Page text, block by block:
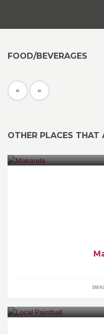
FOOD/BEVERAGES
« »
OTHER PLACES THAT